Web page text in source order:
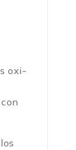
oxi-